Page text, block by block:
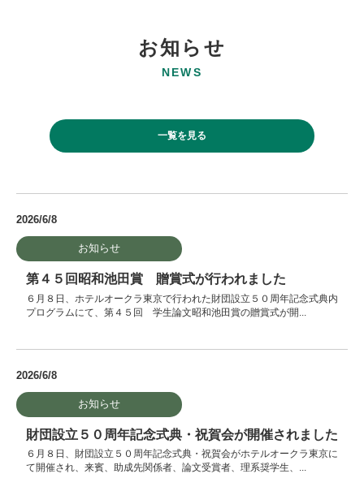
お知らせ
NEWS
一覧を見る
2026/6/8
お知らせ
第４５回昭和池田賞 贈賞式が行われました
６月８日、ホテルオークラ東京で行われた財団設立５０周年記念式典内
プログラムにて、第４５回 学生論文昭和池田賞の贈賞式が開...
2026/6/8
お知らせ
財団設立５０周年記念式典・祝賀会が開催されました
６月８日、財団設立５０周年記念式典・祝賀会がホテルオークラ東京に
て開催され、来賓、助成先関係者、論文受賞者、理系奨学生、...